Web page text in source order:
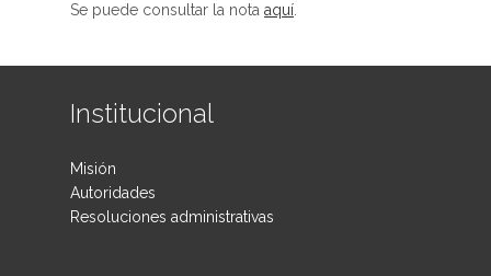
Se puede consultar la nota aquí
Institucional
Misión
Autoridades
Resoluciones administrativas